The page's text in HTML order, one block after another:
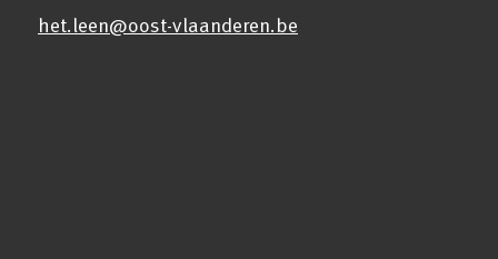
het.leen@oost-vlaanderen.be